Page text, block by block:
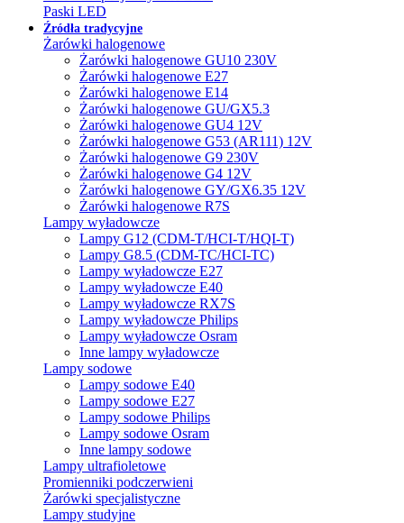
Paski LED
Źródła tradycyjne
Żarówki halogenowe
Żarówki halogenowe GU10 230V
Żarówki halogenowe E27
Żarówki halogenowe E14
Żarówki halogenowe GU/GX5.3
Żarówki halogenowe GU4 12V
Żarówki halogenowe G53 (AR111) 12V
Żarówki halogenowe G9 230V
Żarówki halogenowe G4 12V
Żarówki halogenowe GY/GX6.35 12V
Żarówki halogenowe R7S
Lampy wyładowcze
Lampy G12 (CDM-T/HCI-T/HQI-T)
Lampy G8.5 (CDM-TC/HCI-TC)
Lampy wyładowcze E27
Lampy wyładowcze E40
Lampy wyładowcze RX7S
Lampy wyładowcze Philips
Lampy wyładowcze Osram
Inne lampy wyładowcze
Lampy sodowe
Lampy sodowe E40
Lampy sodowe E27
Lampy sodowe Philips
Lampy sodowe Osram
Inne lampy sodowe
Lampy ultrafioletowe
Promienniki podczerwieni
Żarówki specjalistyczne
Lampy studyjne